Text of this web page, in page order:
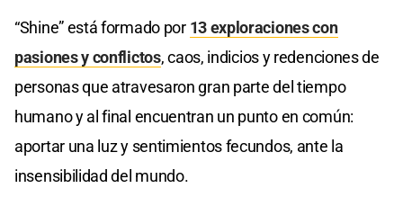
“Shine” está formado por 13 exploraciones con
pasiones y conflictos, caos, indicios y redenciones de
personas que atravesaron gran parte del tiempo
humano y al final encuentran un punto en común:
aportar una luz y sentimientos fecundos, ante la
insensibilidad del mundo.